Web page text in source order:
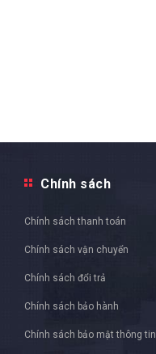
Chính sách
Chính sách thanh toán
Chính sách vận chuyển
Chính sách đổi trả
Chính sách bảo hành
Chính sách bảo mật thông tin